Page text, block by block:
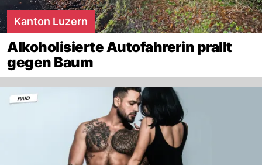
Kanton Luzern
Alkoholisierte Autofahrerin prallt
gegen Baum